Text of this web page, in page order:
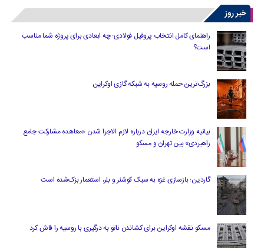
خبر روز
راهنمای کامل انتخاب پروفیل فولادی: چه ابعادی برای پروژه شما مناسب
است؟
بزرگ‌ترین حمله روسیه به شبکه گازی اوکراین
بیانیه وزارت خارجه ایران درباره لازم‌ الاجرا شدن «معاهده مشارکت جامع
راهبردی» بین تهران و مسکو
گاردین: بازسازی غزه به سبک کوشنر و بلر، استعمار بزک‌شده است
مسکو نقشه اوکراین برای کشاندن ناتو به درگیری با روسیه را فاش کرد